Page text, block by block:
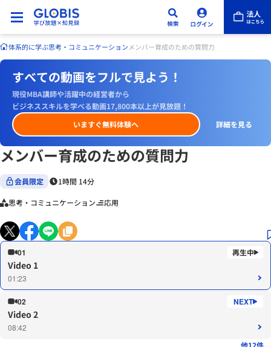
体系的に学ぶ思考・コミュニケーション メンバー育成のための質問力
すべての動画をフルで見よう！
現役MBA講師や活躍中の経営者から
ビジネススキルを学べる動画17,800本以上が見放題！
いますぐ無料体験へ
詳細を見る
メンバー育成のための質問力
会員限定 1時間 14分
思考・コミュニケーション 応用
01
Video 1
01:23
02
Video 2
08:42
他12件...